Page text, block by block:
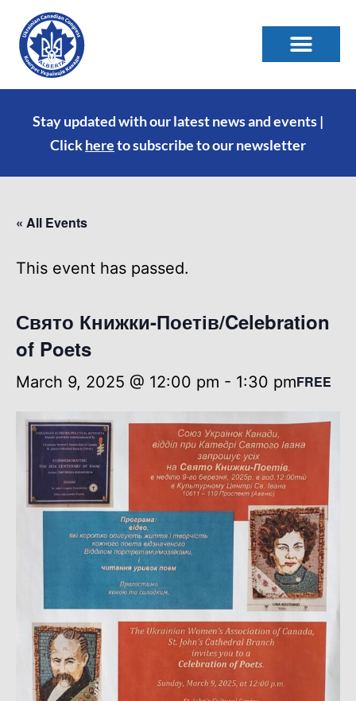
Stay updated with our latest news and events |
Clickhereto subscribe to our newsletter
« All Events
This event has passed.
Свято Книжки-Поетів/Celebration
of Poets
March 9, 2025 @ 12:00 pm - 1:30 pmFREE